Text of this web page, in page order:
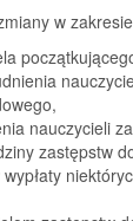
w
nauczycieli
zastępstw